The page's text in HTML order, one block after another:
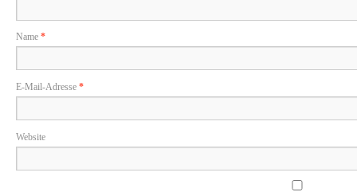
Name *
E-Mail-Adresse *
Website